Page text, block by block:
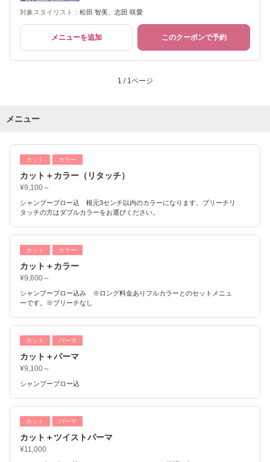
対象スタイリスト： 松田 智美、志田 咲愛
メニューを追加 このクーポンで予約
1 / 1ページ
メニュー
カット カラー
カット＋カラー（リタッチ）
¥9,100～
シャンプーブロー込 根元3センチ以内のカラーになります。ブリーチリ
タッチの方はダブルカラーをお選びください。
カット カラー
カット＋カラー
¥9,600～
シャンプーブロー込み ※ロング料金ありフルカラーとのセットメニュ
ーです。※ブリーチなし
カット パーマ
カット＋パーマ
¥9,100～
シャンプーブロー込
カット パーマ
カット＋ツイストパーマ
¥11,000